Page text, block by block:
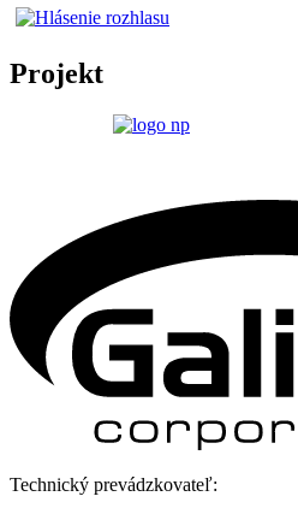
Projekt
Technický prevádzkovateľ: